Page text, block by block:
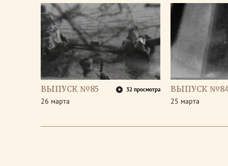
ВЫПУСК №85 32 просмотра
26 марта
ВЫПУСК
25 марта